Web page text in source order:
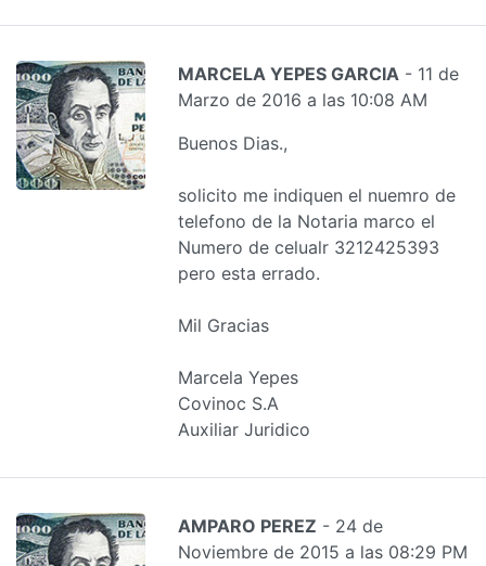
MARCELA YEPES GARCIA - 11 de
Marzo de 2016 a las 10:08 AM
Buenos Dias.,
solicito me indiquen el nuemro de
telefono de la Notaria marco el
Numero de celualr 3212425393
pero esta errado.
Mil Gracias
Marcela Yepes
Covinoc S.A
Auxiliar Juridico
AMPARO PEREZ - 24 de
Noviembre de 2015 a las 08:29 PM